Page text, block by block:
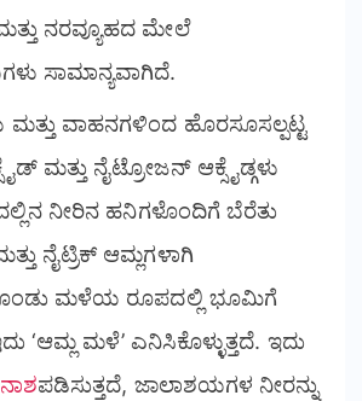
ನರವ್ಯೂಹದ ಮೇಲೆ
ಸಾಮಾನ್ಯವಾಗಿದೆ.
ಮತ್ತು ವಾಹನಗಳಿಂದ ಹೊರಸೂಸಲ್ಪಟ್ಟ
ಮತ್ತು ನೈಟ್ರೋಜನ್ ಆಕ್ಸೈಡ್ಗಳು
ನೀರಿನ ಹನಿಗಳೊಂದಿಗೆ ಬೆರೆತು
ನೈಟ್ರಿಕ್ ಆಮ್ಲಗಳಾಗಿ
ಮಳೆಯ ರೂಪದಲ್ಲಿ ಭೂಮಿಗೆ
‘ಆಮ್ಲ ಮಳೆ’ ಎನಿಸಿಕೊಳ್ಳುತ್ತದೆ. ಇದು
ಪಡಿಸುತ್ತದೆ, ಜಾಲಾಶಯಗಳ ನೀರನ್ನು